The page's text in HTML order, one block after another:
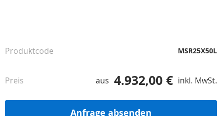
der
Bildgalerie
4.932,00 € inkl. MwSt.
Preis aus
Produktcode MSR25X50L
Anfrage absenden